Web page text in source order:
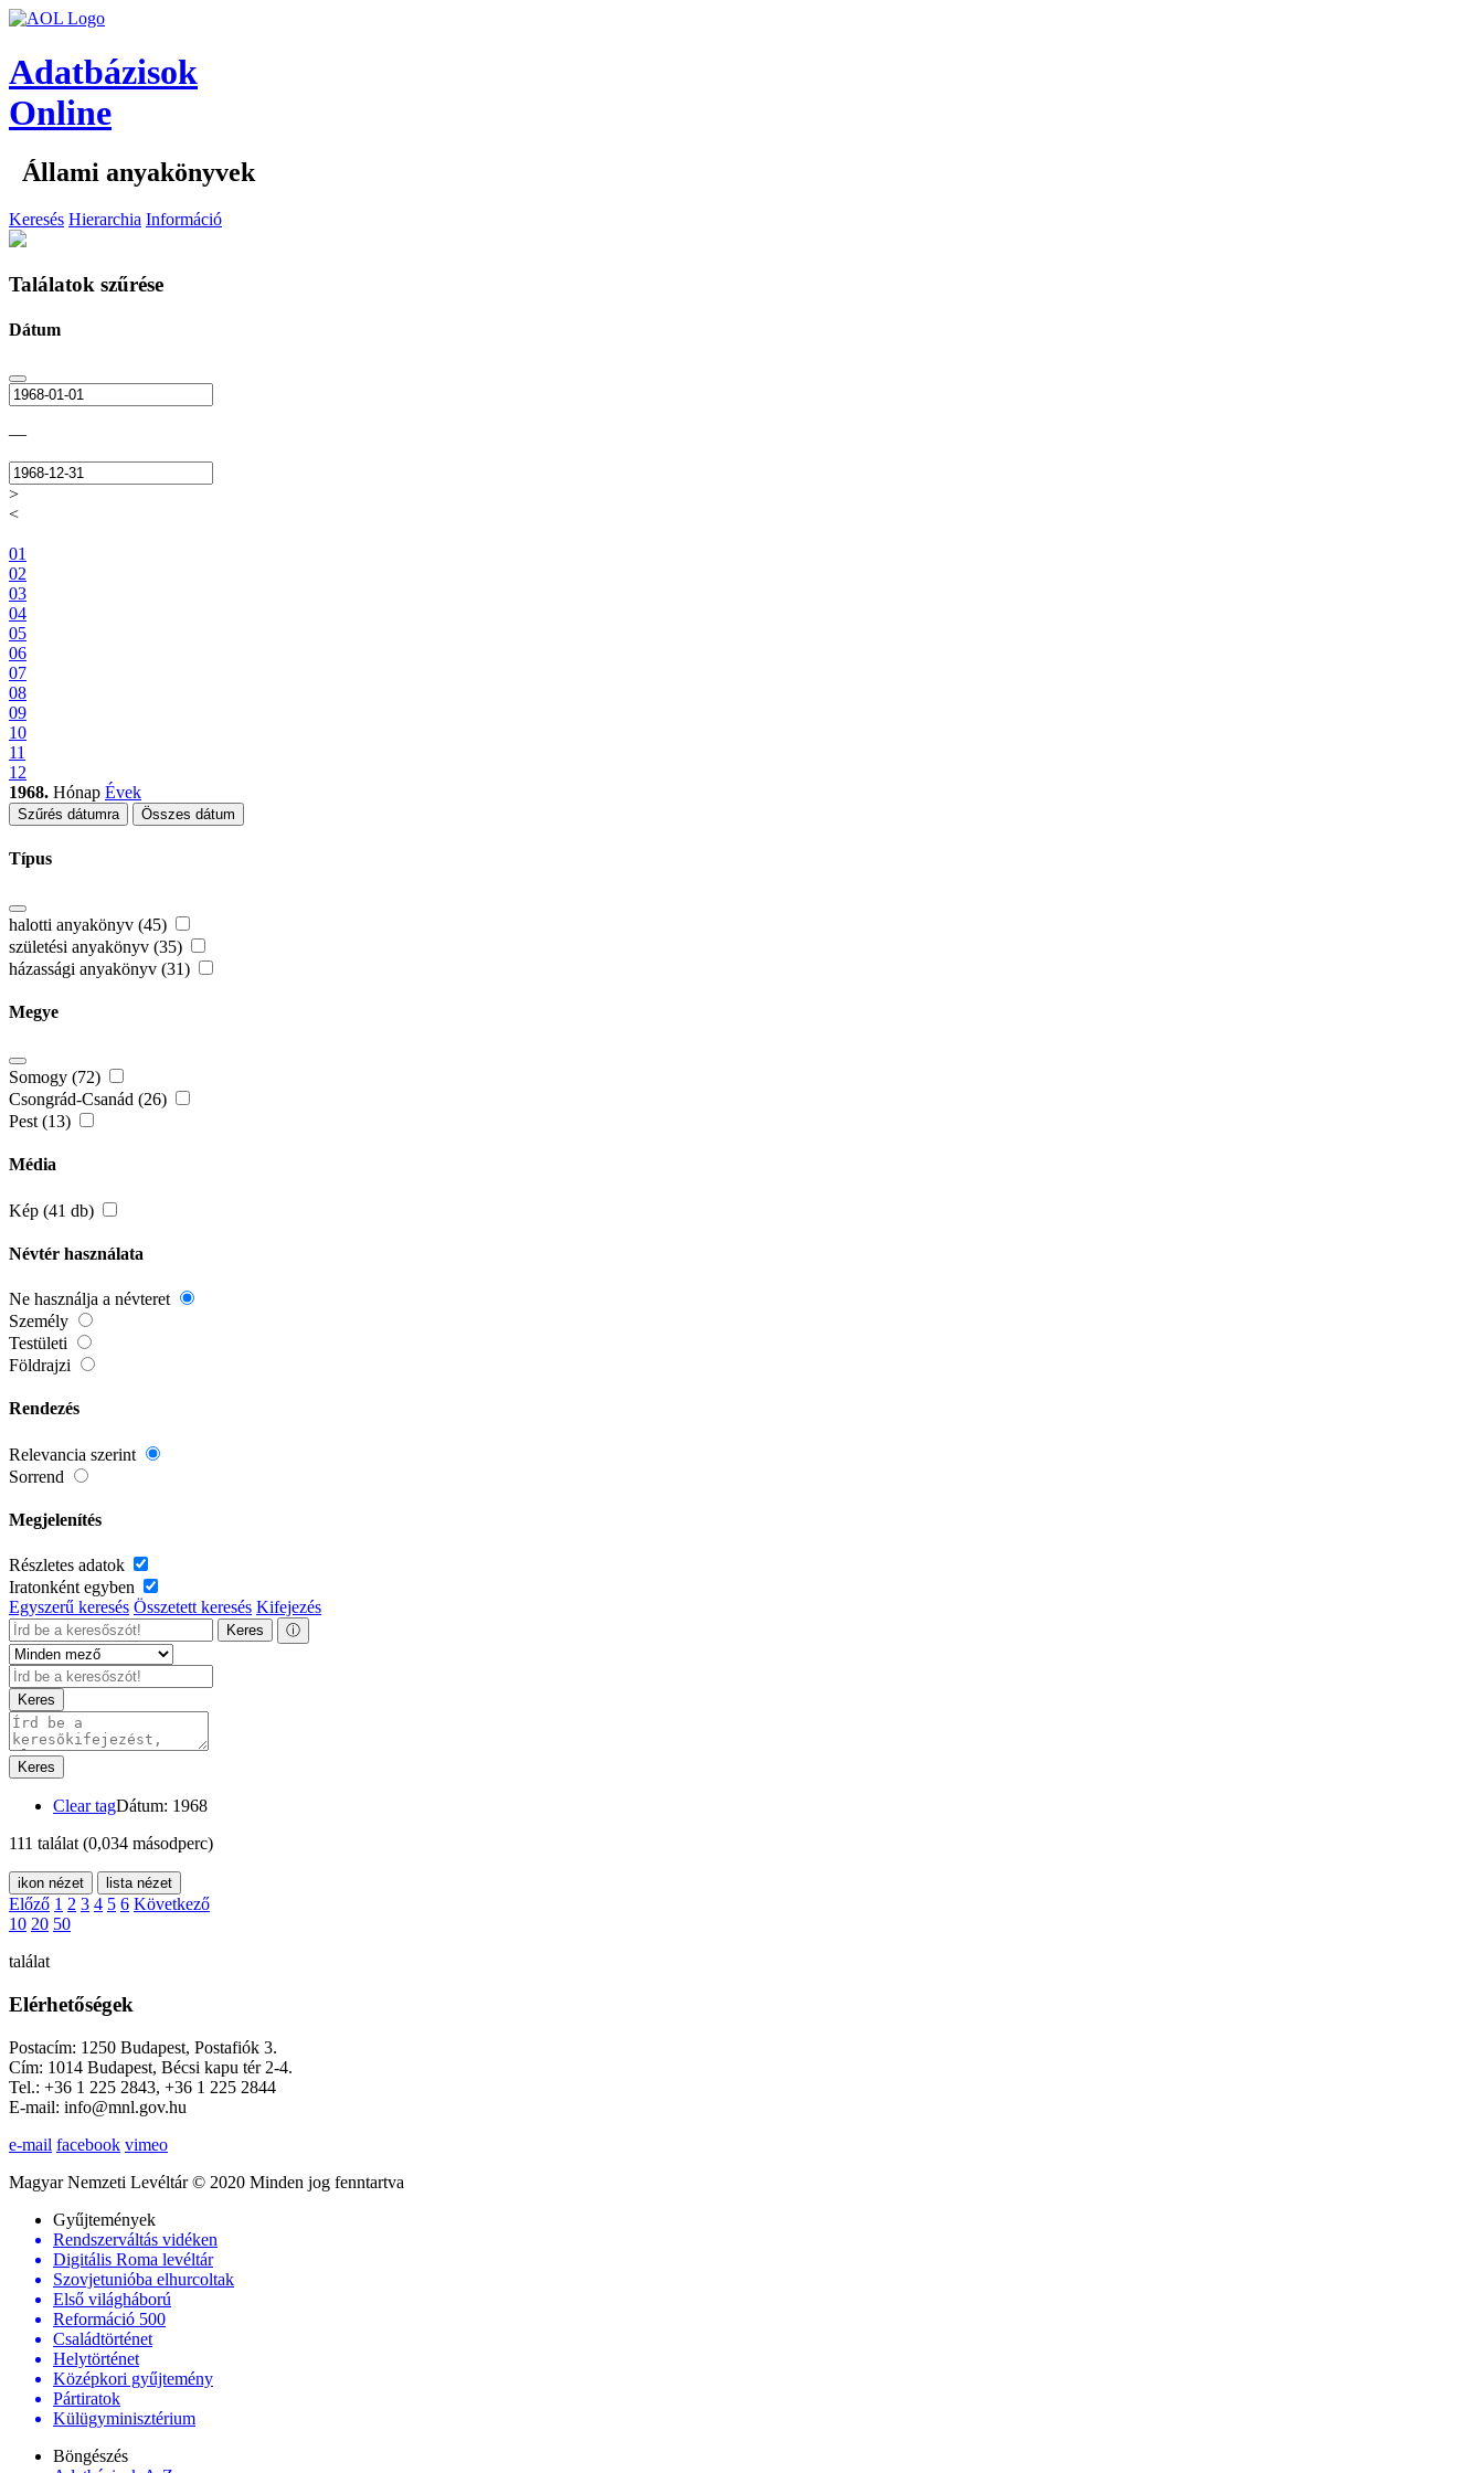
Adatbázisok
Online
Állami anyakönyvek
Keresés Hierarchia Információ
Találatok szűrése
Dátum
—
>
<
01
02
03
04
05
06
07
08
09
10
11
12
1968. Hónap Évek
Szűrés dátumra Összes dátum
Típus
halotti anyakönyv (45)
születési anyakönyv (35)
házassági anyakönyv (31)
Megye
Somogy (72)
Csongrád-Csanád (26)
Pest (13)
Média
Kép (41 db)
Névtér használata
Ne használja a névteret
Személy
Testületi
Földrajzi
Rendezés
Relevancia szerint
Sorrend
Megjelenítés
Részletes adatok
Iratonként egyben
Egyszerű keresés Összetett keresés Kifejezés
Keres ⓘ
Keres
Keres
Clear tagDátum: 1968
111 találat (0,034 másodperc)
ikon nézet lista nézet
Előző 1 2 3 4 5 6 Következő
10 20 50
találat
Elérhetőségek
Postacím: 1250 Budapest, Postafiók 3.
Cím: 1014 Budapest, Bécsi kapu tér 2-4.
Tel.: +36 1 225 2843, +36 1 225 2844
E-mail: info@mnl.gov.hu
e-mail facebook vimeo
Magyar Nemzeti Levéltár © 2020 Minden jog fenntartva
Gyűjtemények
Rendszerváltás vidéken
Digitális Roma levéltár
Szovjetunióba elhurcoltak
Első világháború
Reformáció 500
Családtörténet
Helytörténet
Középkori gyűjtemény
Pártiratok
Külügyminisztérium
Böngészés